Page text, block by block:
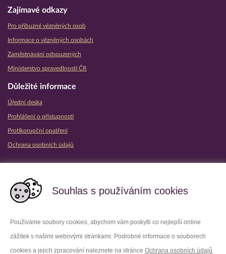
Souhlas s používáním cookies
Používáme soubory cookies, abychom vám poskytli co nejlepší online
zážitek s našimi webovými stránkami. Podrobné informace o souborech
cookies a jejich zpracování naleznete na stránce Ochrana osobních údajů.
Zajímavé odkazy
Pro příbuzné vězněných osob
Informace o vězněných osobách
Zaměstnávání odsouzených
Ministerstvo spravedlnosti ČR
Důležité informace
Úřední deska
Prohlášení o přístupnosti
Protikorupční opatření
Ochrana osobních údajů